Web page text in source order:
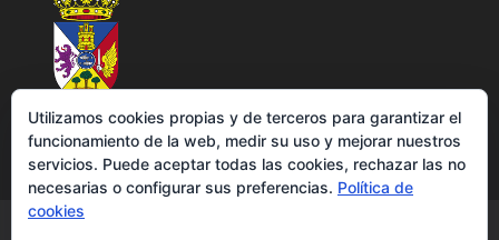
Utilizamos cookies propias y de terceros para garantizar el
funcionamiento de la web, medir su uso y mejorar nuestros
servicios. Puede aceptar todas las cookies, rechazar las no
necesarias o configurar sus preferencias. Política de
cookies